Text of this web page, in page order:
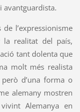
avantguardista.
l’expressionisme
la realitat del país,
tant dolenta que
molt més realista
d’una forma o
alemany mostren
Alemanya en